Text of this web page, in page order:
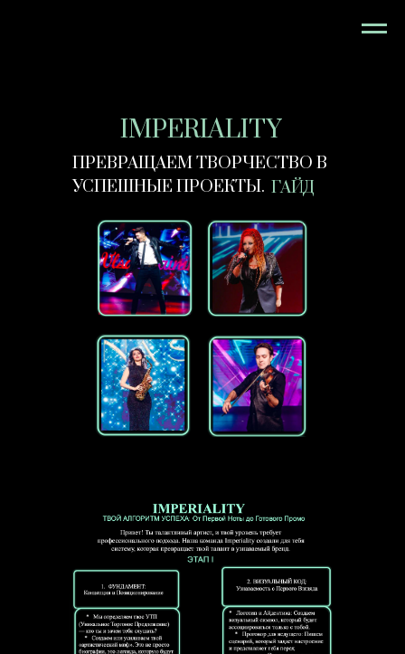
IMPERIALITY
ПРЕВРАЩАЕМ ТВОРЧЕСТВО В
УСПЕШНЫЕ ПРОЕКТЫ. ГАЙД